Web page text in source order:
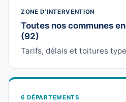
ZONE D’INTERVENTION
Toutes nos communes
(92)
Tarifs, délais et toitures
6 DÉPARTEMENTS